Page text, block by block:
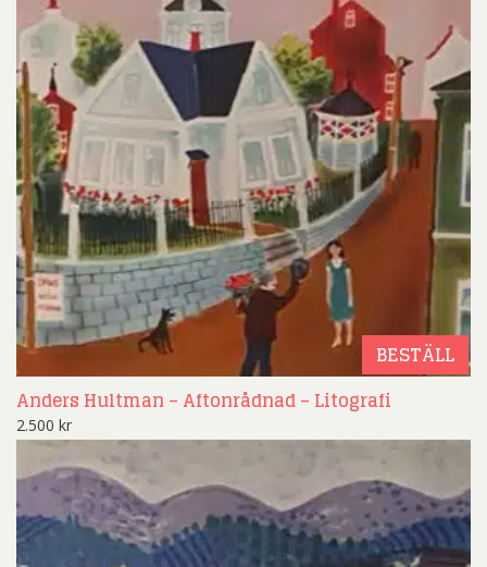
BESTÄLL
Anders Hultman – Aftonrådnad – Litografi
2.500 kr